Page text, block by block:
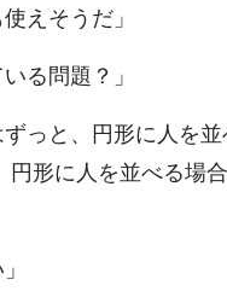
えそうだ」
いる問題？」
ずっと、円形に人を
円形に人を並べる場